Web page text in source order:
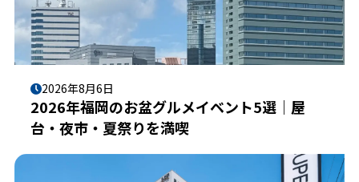
2026年8月6日
2026年福岡のお盆グルメイベント5選｜屋
台・夜市・夏祭りを満喫